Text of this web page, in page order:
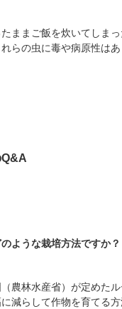
ままご飯を炊いてしま
らの虫に毒や病原性はあ
ような栽培方法ですか？
農林水産省）が定めた
減らして作物を育てる方